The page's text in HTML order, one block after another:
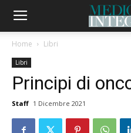
Home Libri
Libri
Principi di
Staff 1 Dicembre 2021